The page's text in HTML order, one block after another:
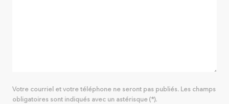
Votre courriel et votre téléphone ne seront pas publiés. Les champs
obligatoires sont indiqués avec un astérisque (*).